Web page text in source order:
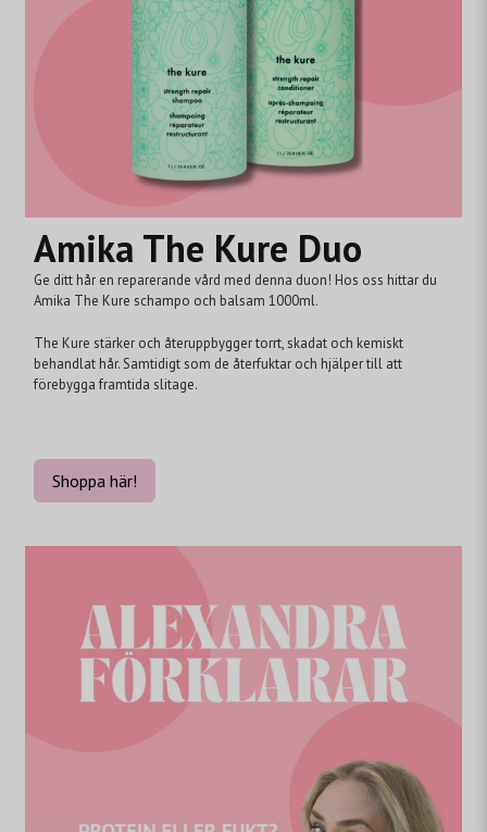
Amika The Kure Duo
Ge ditt hår en reparerande vård med denna duon! Hos oss hittar du
Amika The Kure schampo och balsam 1000ml.
The Kure stärker och återuppbygger torrt, skadat och kemiskt
behandlat hår. Samtidigt som de återfuktar och hjälper till att
förebygga framtida slitage.
Shoppa här!